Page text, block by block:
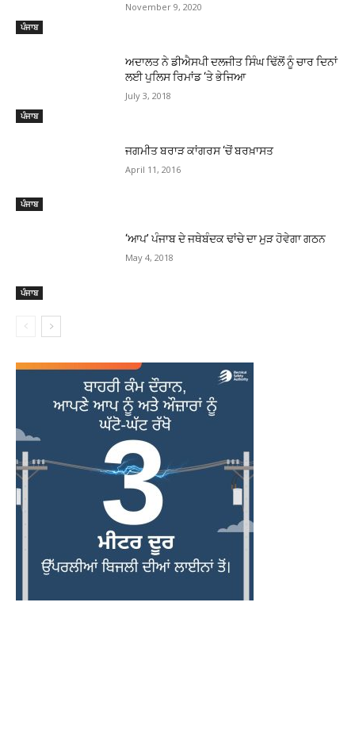
ਪੰਜਾਬ
November 9, 2020
ਪੰਜਾਬ
ਅਦਾਲਤ ਨੇ ਡੀਐਸਪੀ ਦਲਜੀਤ ਸਿੰਘ ਢਿੱਲੋਂ ਨੂੰ ਚਾਰ ਦਿਨਾਂ
ਲਈ ਪੁਲਿਸ ਰਿਮਾਂਡ ‘ਤੇ ਭੇਜਿਆ
July 3, 2018
ਪੰਜਾਬ
ਜਗਮੀਤ ਬਰਾੜ ਕਾਂਗਰਸ ‘ਚੋਂ ਬਰਖ਼ਾਸਤ
April 11, 2016
ਪੰਜਾਬ
‘ਆਪ’ ਪੰਜਾਬ ਦੇ ਜਥੇਬੰਦਕ ਢਾਂਚੇ ਦਾ ਮੁੜ ਹੋਵੇਗਾ ਗਠਨ
May 4, 2018